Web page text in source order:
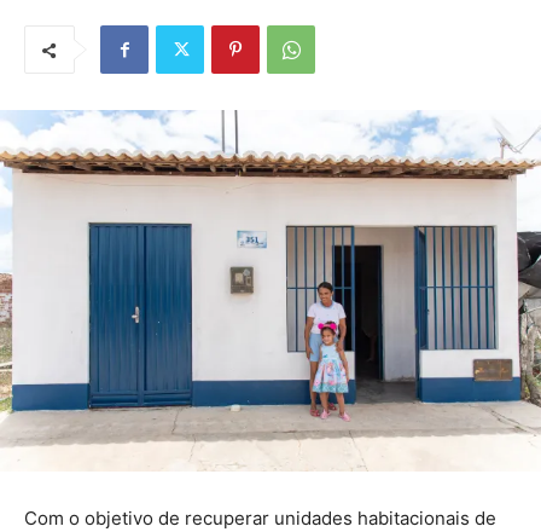
Com o objetivo de recuperar unidades habitacionais de